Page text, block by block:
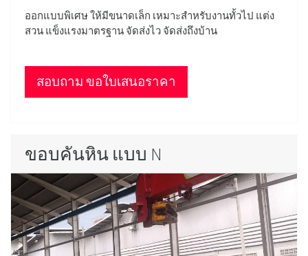
ออกแบบพิเศษ ให้มีขนาดเล็ก เหมาะสำหรับงานทั้วไป แต่ง
สวน แข็งแรงมาตรฐาน จัดส่งไว จัดส่งถึงบ้าน
สอบถาม ขอใบเสนอราคา
ขอบคันหิน แบบ N